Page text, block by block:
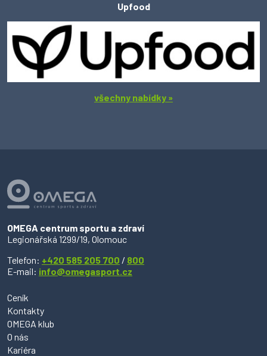
Upfood
všechny nabídky »
OMEGA centrum sportu a zdraví
Legionářská 1299/19, Olomouc
Telefon: +420 585 205 700 / 800
E-mail: info@omegasport.cz
Ceník
Kontakty
OMEGA klub
O nás
Kariéra